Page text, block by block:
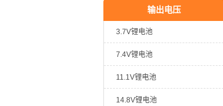
输出电压
3.7V锂电池
7.4V锂电池
11.1V锂电池
14.8V锂电池